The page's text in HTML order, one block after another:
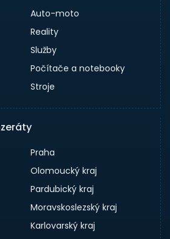
Auto-moto
Reality
Služby
Počítače a notebooky
Stroje
Praha
Olomoucký kraj
Pardubický kraj
Moravskoslezský kraj
Karlovarský kraj